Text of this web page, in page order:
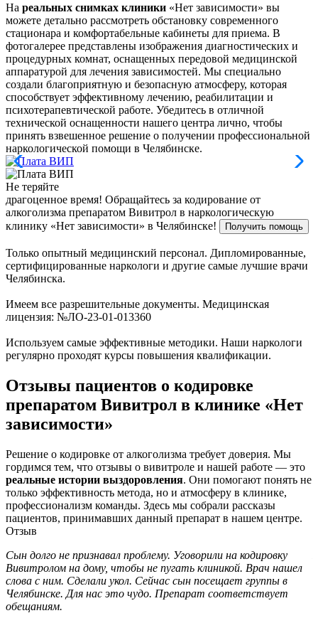
На реальных снимках клиники «Нет зависимости» вы
можете детально рассмотреть обстановку современного
стационара и комфортабельные кабинеты для приема. В
фотогалерее представлены изображения диагностических и
процедурных комнат, оснащенных передовой медицинской
аппаратурой для лечения зависимостей. Мы специально
создали благоприятную и безопасную атмосферу, которая
способствует эффективному лечению, реабилитации и
психотерапевтической работе. Убедитесь в отличной
технической оснащенности нашего центра лично, чтобы
принять взвешенное решение о получении профессиональной
наркологической помощи в Челябинске.
Не теряйте
драгоценное время! Обращайтесь за кодирование от
алкоголизма препаратом Вивитрол в наркологическую
клинику «Нет зависимости» в Челябинске!
Получить помощь
Только опытный медицинский персонал. Дипломированные,
сертифицированные наркологи и другие самые лучшие врачи
Челябинска.
Имеем все разрешительные документы. Медицинская
лицензия: №ЛО-23-01-013360
Используем самые эффективные методики. Наши наркологи
регулярно проходят курсы повышения квалификации.
Отзывы пациентов о кодировке
препаратом Вивитрол в клинике «Нет
зависимости»
Решение о кодировке от алкоголизма требует доверия. Мы
гордимся тем, что отзывы о вивитроле и нашей работе — это
реальные истории выздоровления. Они помогают понять не
только эффективность метода, но и атмосферу в клинике,
профессионализм команды. Здесь мы собрали рассказы
пациентов, принимавших данный препарат в нашем центре.
Отзыв
Сын долго не признавал проблему. Уговорили на кодировку
Вивитролом на дому, чтобы не пугать клиникой. Врач нашел
слова с ним. Сделали укол. Сейчас сын посещает группы в
Челябинске. Для нас это чудо. Препарат соответствует
обещаниям.